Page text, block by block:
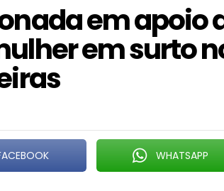
em apoio
em surto
WHATSAPP